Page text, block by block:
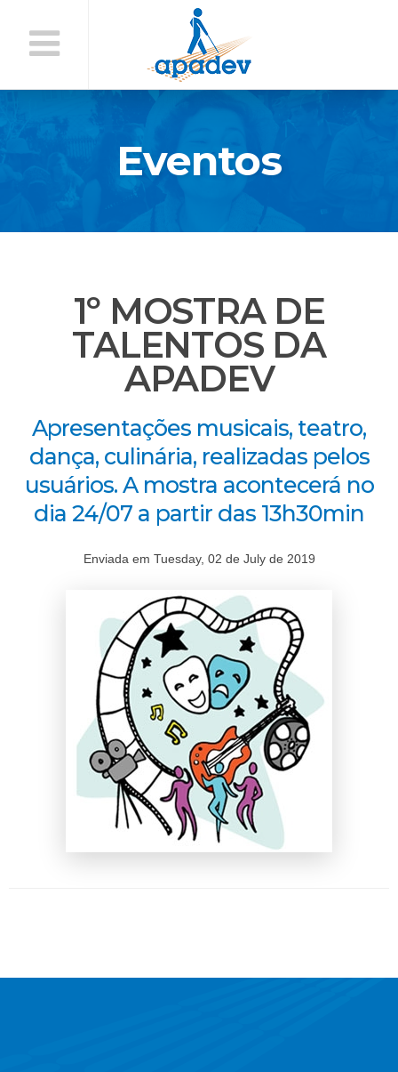
Conteúdo
Eventos
1º MOSTRA DE
TALENTOS DA
APADEV
Apresentações musicais, teatro,
dança, culinária, realizadas pelos
usuários. A mostra acontecerá no
dia 24/07 a partir das 13h30min
Enviada em Tuesday, 02 de July de 2019